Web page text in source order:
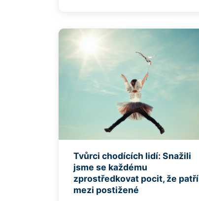
Tvůrci chodících lidí: Snažili
jsme se každému
zprostředkovat pocit, že patří
mezi postižené